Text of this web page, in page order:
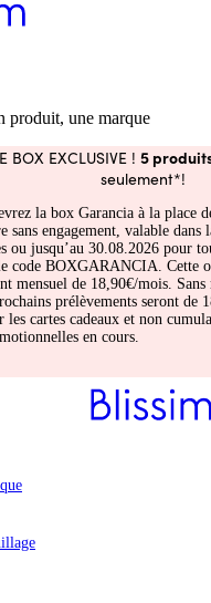
produit, une marque
BOX EXCLUSIVE ! 5
seulement*!
la box Garancia à la place
sans engagement, valable dans
ou jusqu’au 30.08.2026 pour
code BOXGARANCIA. Cette
mensuel de 18,90€/mois.
prélèvements seront de
les cartes cadeaux et non
en cours.